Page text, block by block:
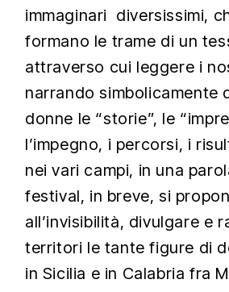
immaginari diversissimi,
formano le trame di un
attraverso cui leggere i
narrando simbolicamente
donne le “storie”, le
l’impegno, i percorsi, i
nei vari campi, in una
festival, in breve, si
all’invisibilità, divulgare e
territori le tante figure di
in Sicilia e in Calabria fra